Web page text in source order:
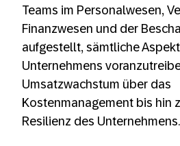
Teams im Personalwesen,
Finanzwesen und der
aufgestellt, sämtliche
Unternehmens
Umsatzwachstum über das
Kostenmanagement bis hin
Resilienz des Unternehmens.